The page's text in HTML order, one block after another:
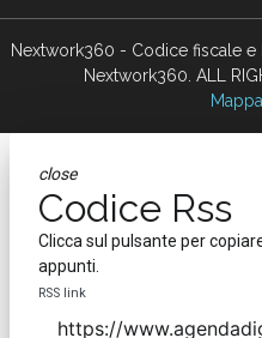
Nextwork360 - Codice fiscale
Nextwork360. ALL
close
Codice Rss
Clicca sul pulsante per
appunti.
RSS link